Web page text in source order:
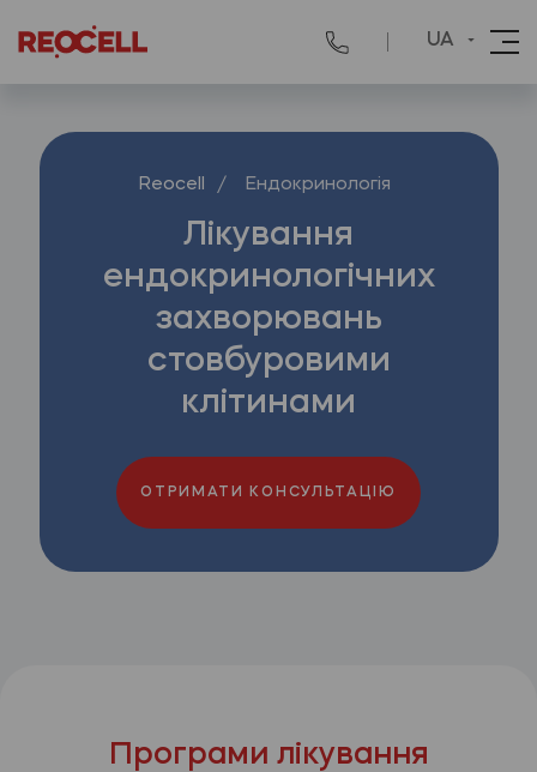
UA
Reocell / Ендокринологія
Лікування
ендокринологічних
захворювань
стовбуровими
клітинами
ОТРИМАТИ КОНСУЛЬТАЦІЮ
Програми лікування